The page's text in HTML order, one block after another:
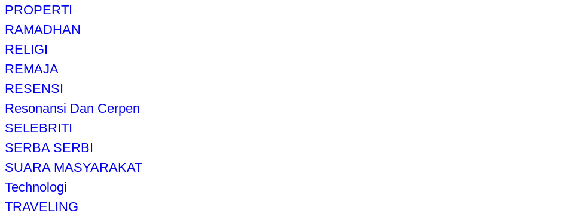
PROPERTI
RAMADHAN
RELIGI
REMAJA
RESENSI
Resonansi Dan Cerpen
SELEBRITI
SERBA SERBI
SUARA MASYARAKAT
Technologi
TRAVELING